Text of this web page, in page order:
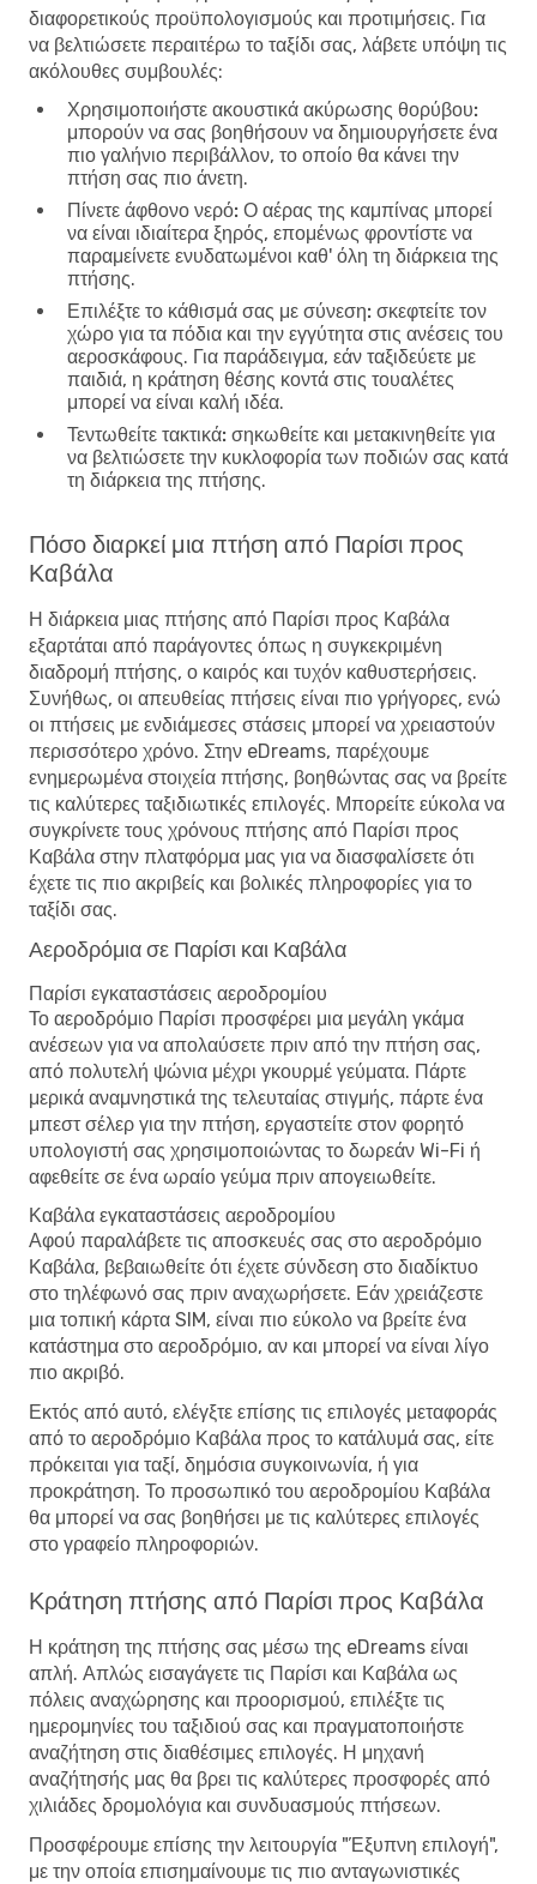
διαφορετικούς προϋπολογισμούς και προτιμήσεις. Για
να βελτιώσετε περαιτέρω το ταξίδι σας, λάβετε υπόψη τις
ακόλουθες συμβουλές:
Χρησιμοποιήστε ακουστικά ακύρωσης θορύβου:
μπορούν να σας βοηθήσουν να δημιουργήσετε ένα
πιο γαλήνιο περιβάλλον, το οποίο θα κάνει την
πτήση σας πιο άνετη.
Πίνετε άφθονο νερό: Ο αέρας της καμπίνας μπορεί
να είναι ιδιαίτερα ξηρός, επομένως φροντίστε να
παραμείνετε ενυδατωμένοι καθ' όλη τη διάρκεια της
πτήσης.
Επιλέξτε το κάθισμά σας με σύνεση: σκεφτείτε τον
χώρο για τα πόδια και την εγγύτητα στις ανέσεις του
αεροσκάφους. Για παράδειγμα, εάν ταξιδεύετε με
παιδιά, η κράτηση θέσης κοντά στις τουαλέτες
μπορεί να είναι καλή ιδέα.
Τεντωθείτε τακτικά: σηκωθείτε και μετακινηθείτε για
να βελτιώσετε την κυκλοφορία των ποδιών σας κατά
τη διάρκεια της πτήσης.
Πόσο διαρκεί μια πτήση από Παρίσι προς
Καβάλα
Η διάρκεια μιας πτήσης από Παρίσι προς Καβάλα
εξαρτάται από παράγοντες όπως η συγκεκριμένη
διαδρομή πτήσης, ο καιρός και τυχόν καθυστερήσεις.
Συνήθως, οι απευθείας πτήσεις είναι πιο γρήγορες, ενώ
οι πτήσεις με ενδιάμεσες στάσεις μπορεί να χρειαστούν
περισσότερο χρόνο. Στην eDreams, παρέχουμε
ενημερωμένα στοιχεία πτήσης, βοηθώντας σας να βρείτε
τις καλύτερες ταξιδιωτικές επιλογές. Μπορείτε εύκολα να
συγκρίνετε τους χρόνους πτήσης από Παρίσι προς
Καβάλα στην πλατφόρμα μας για να διασφαλίσετε ότι
έχετε τις πιο ακριβείς και βολικές πληροφορίες για το
ταξίδι σας.
Αεροδρόμια σε Παρίσι και Καβάλα
Παρίσι εγκαταστάσεις αεροδρομίου
Το αεροδρόμιο Παρίσι προσφέρει μια μεγάλη γκάμα
ανέσεων για να απολαύσετε πριν από την πτήση σας,
από πολυτελή ψώνια μέχρι γκουρμέ γεύματα. Πάρτε
μερικά αναμνηστικά της τελευταίας στιγμής, πάρτε ένα
μπεστ σέλερ για την πτήση, εργαστείτε στον φορητό
υπολογιστή σας χρησιμοποιώντας το δωρεάν Wi-Fi ή
αφεθείτε σε ένα ωραίο γεύμα πριν απογειωθείτε.
Καβάλα εγκαταστάσεις αεροδρομίου
Αφού παραλάβετε τις αποσκευές σας στο αεροδρόμιο
Καβάλα, βεβαιωθείτε ότι έχετε σύνδεση στο διαδίκτυο
στο τηλέφωνό σας πριν αναχωρήσετε. Εάν χρειάζεστε
μια τοπική κάρτα SIM, είναι πιο εύκολο να βρείτε ένα
κατάστημα στο αεροδρόμιο, αν και μπορεί να είναι λίγο
πιο ακριβό.
Εκτός από αυτό, ελέγξτε επίσης τις επιλογές μεταφοράς
από το αεροδρόμιο Καβάλα προς το κατάλυμά σας, είτε
πρόκειται για ταξί, δημόσια συγκοινωνία, ή για
προκράτηση. Το προσωπικό του αεροδρομίου Καβάλα
θα μπορεί να σας βοηθήσει με τις καλύτερες επιλογές
στο γραφείο πληροφοριών.
Κράτηση πτήσης από Παρίσι προς Καβάλα
Η κράτηση της πτήσης σας μέσω της eDreams είναι
απλή. Απλώς εισαγάγετε τις Παρίσι και Καβάλα ως
πόλεις αναχώρησης και προορισμού, επιλέξτε τις
ημερομηνίες του ταξιδιού σας και πραγματοποιήστε
αναζήτηση στις διαθέσιμες επιλογές. Η μηχανή
αναζήτησής μας θα βρει τις καλύτερες προσφορές από
χιλιάδες δρομολόγια και συνδυασμούς πτήσεων.
Προσφέρουμε επίσης την λειτουργία "Έξυπνη επιλογή",
με την οποία επισημαίνουμε τις πιο ανταγωνιστικές